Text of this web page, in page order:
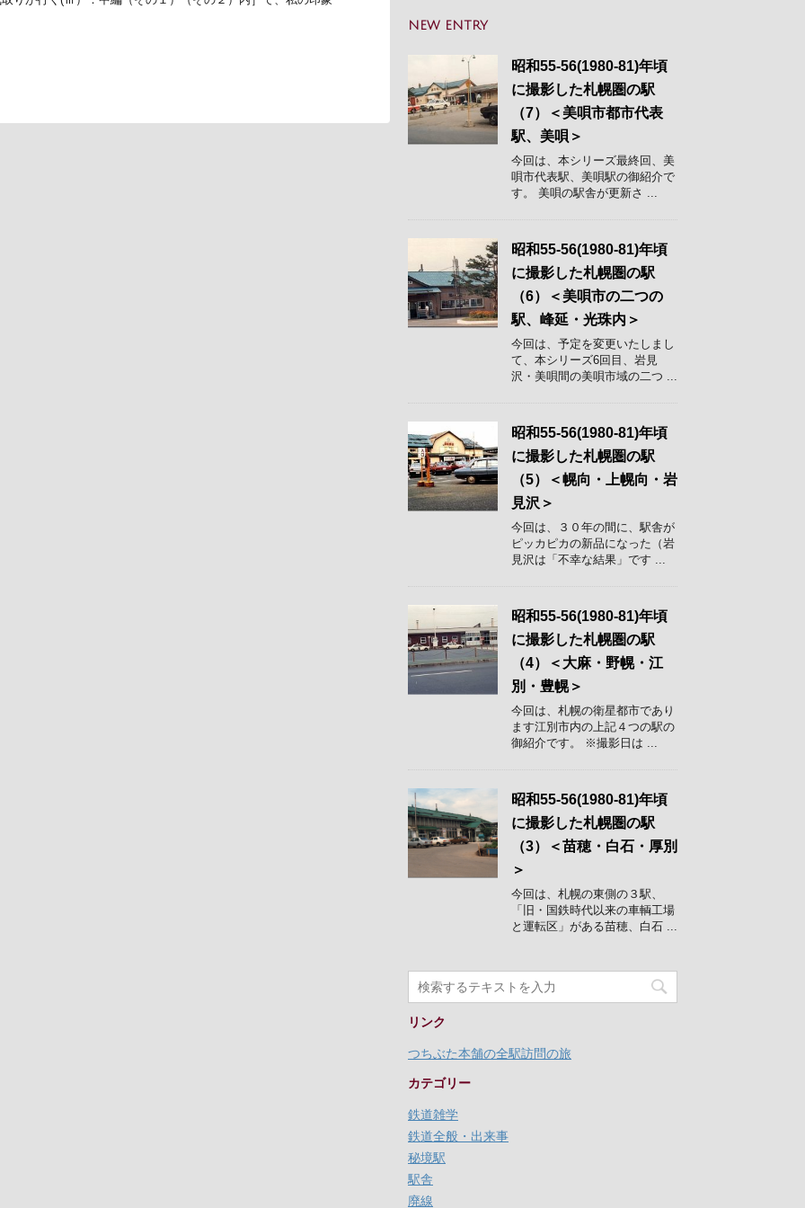
NEW ENTRY
昭和55-56(1980-81)年頃
に撮影した札幌圏の駅
（7）＜美唄市都市代表
駅、美唄＞
今回は、本シリーズ最終回、美
唄市代表駅、美唄駅の御紹介で
す。 美唄の駅舎が更新さ ...
昭和55-56(1980-81)年頃
に撮影した札幌圏の駅
（6）＜美唄市の二つの
駅、峰延・光珠内＞
今回は、予定を変更いたしまし
て、本シリーズ6回目、岩見
沢・美唄間の美唄市域の二つ ...
昭和55-56(1980-81)年頃
に撮影した札幌圏の駅
（5）＜幌向・上幌向・岩
見沢＞
今回は、３０年の間に、駅舎が
ピッカピカの新品になった（岩
見沢は「不幸な結果」です ...
昭和55-56(1980-81)年頃
に撮影した札幌圏の駅
（4）＜大麻・野幌・江
別・豊幌＞
今回は、札幌の衛星都市であり
ます江別市内の上記４つの駅の
御紹介です。 ※撮影日は ...
昭和55-56(1980-81)年頃
に撮影した札幌圏の駅
（3）＜苗穂・白石・厚別
＞
今回は、札幌の東側の３駅、
「旧・国鉄時代以来の車輌工場
と運転区」がある苗穂、白石 ...
リンク
つちぶた本舗の全駅訪問の旅
カテゴリー
鉄道雑学
鉄道全般・出来事
秘境駅
駅舎
廃線